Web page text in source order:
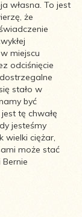
własna. To jest
że
miejscu
odciśnięcie
stało w
być
tę chwałę
jesteśmy
wielki ciężar,
może stać